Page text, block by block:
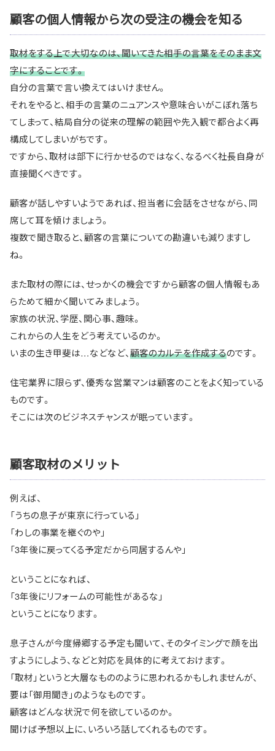
顧客の個人情報から次の受注の機会を知る
取材をする上で大切なのは、聞いてきた相手の言葉をそのまま文
字にすることです。
自分の言葉で言い換えてはいけません。
それをやると、相手の言葉のニュアンスや意味合いがこぼれ落ち
てしまって、結局自分の従来の理解の範囲や先入観で都合よく再
構成してしまいがちです。
ですから、取材は部下に行かせるのではなく、なるべく社長自身が
直接聞くべきです。
顧客が話しやすいようであれば、担当者に会話をさせながら、同
席して耳を傾けましょう。
複数で聞き取ると、顧客の言葉についての勘違いも減りますし
ね。
また取材の際には、せっかくの機会ですから顧客の個人情報もあ
らためて細かく聞いてみましょう。
家族の状況、学歴、関心事、趣味。
これからの人生をどう考えているのか。
いまの生き甲斐は…などなど、顧客のカルテを作成するのです。
住宅業界に限らず、優秀な営業マンは顧客のことをよく知っている
ものです。
そこには次のビジネスチャンスが眠っています。
顧客取材のメリット
例えば、
「うちの息子が東京に行っている」
「わしの事業を継ぐのや」
「3年後に戻ってくる予定だから同居するんや」
ということになれば、
「3年後にリフォームの可能性があるな」
ということになります。
息子さんが今度帰郷する予定も聞いて、そのタイミングで顔を出
すようにしよう、などと対応を具体的に考えておけます。
「取材」というと大層なもののように思われるかもしれませんが、
要は「御用聞き」のようなものです。
顧客はどんな状況で何を欲しているのか。
聞けば予想以上に、いろいろ話してくれるものです。